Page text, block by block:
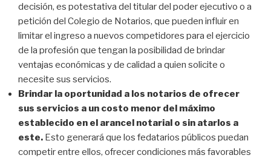
decisión, es potestativa del titular del poder ejecutivo o a
petición del Colegio de Notarios, que pueden influir en
limitar el ingreso a nuevos competidores para el ejercicio
de la profesión que tengan la posibilidad de brindar
ventajas económicas y de calidad a quien solicite o
necesite sus servicios.
Brindar la oportunidad a los notarios de ofrecer
sus servicios a un costo menor del máximo
establecido en el arancel notarial o sin atarlos a
este. Esto generará que los fedatarios públicos puedan
competir entre ellos, ofrecer condiciones más favorables